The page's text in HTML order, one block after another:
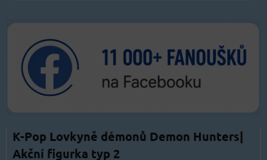
K-Pop Lovkyně démonů Demon Hunters|
Akční figurka typ 2